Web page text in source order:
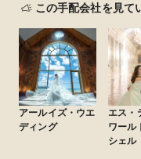
この手配会社を見て
アールイズ・ウエ
ディング
エス・
ワー
シェル